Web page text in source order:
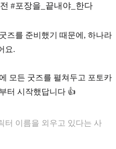
#포장을_끝내야_한다
즈를 준비했기 때문에, 하나라
요.
모든 굿즈를 펼쳐두고 포토카
터 시작했답니다 👍
터 이름을 외우고 있다는 사